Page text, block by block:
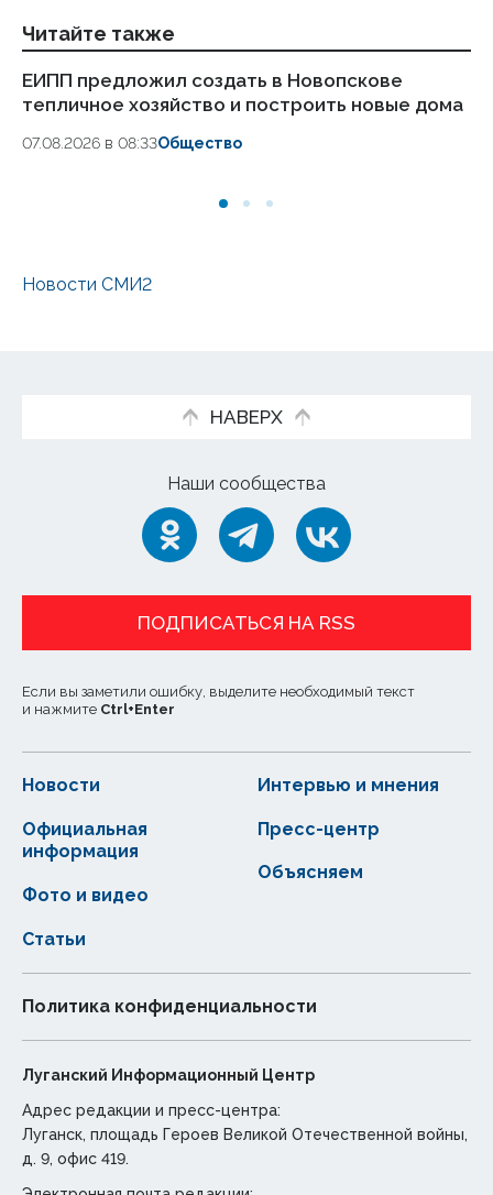
Читайте также
ЕИПП предложил создать в Новопскове
тепличное хозяйство и построить новые дома
07.08.2026 в 08:33Общество
Новости СМИ2
НАВЕРХ
Наши сообщества
ПОДПИСАТЬСЯ НА RSS
Если вы заметили ошибку, выделите необходимый текст
и нажмите Ctrl+Enter
Новости
Статьи
Официальная
информация
Интервью и мнения
Фото и видео
Пресс-центр
Объясняем
Политика конфиденциальности
Луганский Информационный Центр
Адрес редакции и пресс-центра:
Луганск, площадь Героев Великой Отечественной войны,
д. 9, офис 419.